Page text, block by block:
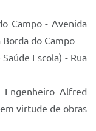
Campo - Avenida
Borda do Campo
Escola) - Rua
Alfred
virtude de obras